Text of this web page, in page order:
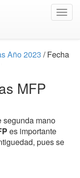
Año 2023 / Fecha
MFP
segunda mano
es importante
pues se